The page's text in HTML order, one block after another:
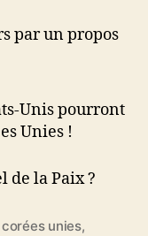
par un propos
Unis pourront
Unies !
de la Paix ?
corées unies,